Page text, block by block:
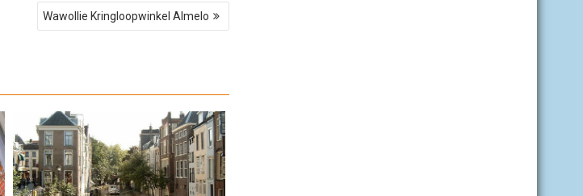
Wawollie Kringloopwinkel Almelo